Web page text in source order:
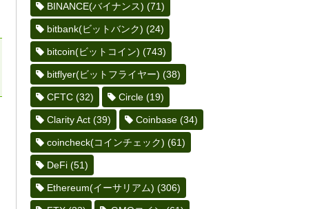
BINANCE(バイナンス) (71)
bitbank(ビットバンク) (24)
bitcoin(ビットコイン) (743)
bitflyer(ビットフライヤー) (38)
CFTC (32) Circle (19)
Clarity Act (39) Coinbase (34)
coincheck(コインチェック) (61)
DeFi (51)
Ethereum(イーサリアム) (306)